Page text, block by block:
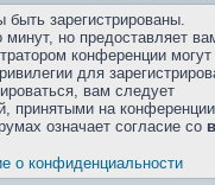
зарегистрированы.
минут, но предоставляет
конференции
для
вам следует
принятыми на
означает согласие со
о конфиденциальности